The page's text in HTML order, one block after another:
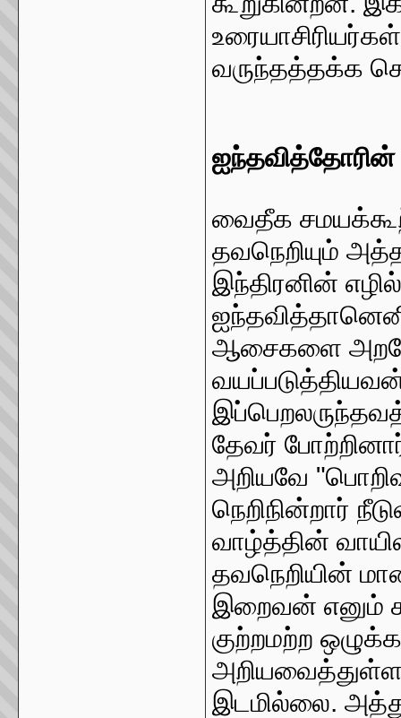
வருந்தத்தக்க
ஐந்தவித்தோரின்
வைதீக
தவநெறியும்
இந்திரனின்
ஆசைகளை
தேவர்
அறியவே
நெறிநின்றார்
வாழ்த்தின்
தவநெறியின்
இறைவன் எனும்
குற்றமற்ற
இடமில்லை.